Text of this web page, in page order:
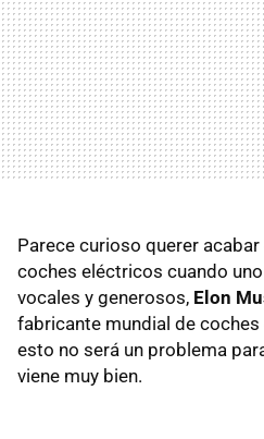
Parece curioso querer
coches eléctricos cuando
vocales y generosos, Elon
fabricante mundial de
esto no será un problema
viene muy bien.